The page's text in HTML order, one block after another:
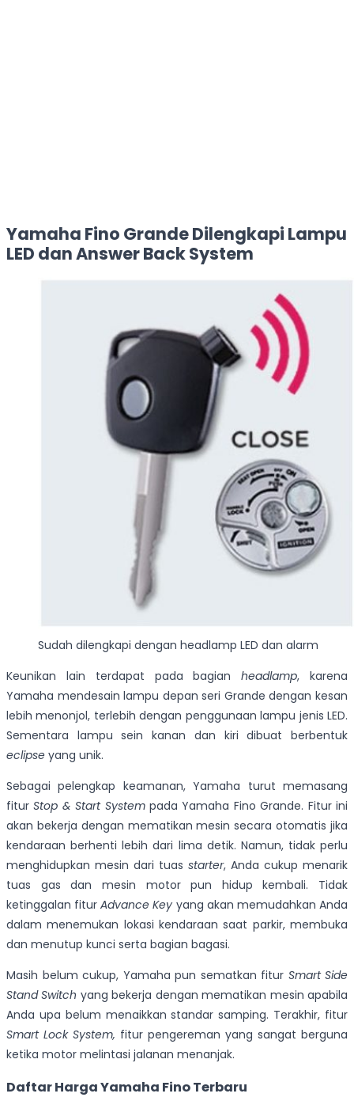
Yamaha Fino Grande Dilengkapi Lampu
LED dan Answer Back System
Sudah dilengkapi dengan headlamp LED dan alarm
Keunikan lain terdapat pada bagianheadlamp, karena
Yamaha mendesain lampu depan seri Grande dengan kesan
lebih menonjol, terlebih dengan penggunaan lampu jenis LED.
Sementara lampu sein kanan dan kiri dibuat berbentuk
eclipse yang unik.
Sebagai pelengkap keamanan, Yamaha turut memasang
fiturStop & Start Systempada Yamaha Fino Grande. Fitur ini
akan bekerja dengan mematikan mesin secara otomatis jika
kendaraan berhenti lebih dari lima detik. Namun, tidak perlu
menghidupkan mesin dari tuas starter, Anda cukup menarik
tuas gas dan mesin motor pun hidup kembali. Tidak
ketinggalan fiturAdvance Key yang akan memudahkan Anda
dalam menemukan lokasi kendaraan saat parkir, membuka
dan menutup kunci serta bagian bagasi.
Masih belum cukup, Yamaha pun sematkan fitur Smart Side
Stand Switch yang bekerja dengan mematikan mesin apabila
Anda upa belum menaikkan standar samping. Terakhir, fitur
Smart Lock System, fitur pengereman yang sangat berguna
ketika motor melintasi jalanan menanjak.
Daftar Harga Yamaha Fino Terbaru